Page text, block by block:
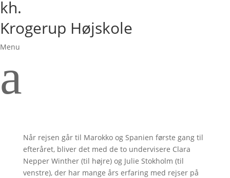
kh.
Krogerup Højskole
Menu
a
Når rejsen går til Marokko og Spanien første gang til
efteråret, bliver det med de to undervisere Clara
Nepper Winther (til højre) og Julie Stokholm (til
venstre), der har mange års erfaring med rejser på